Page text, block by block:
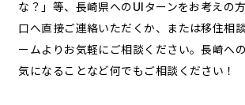
な？」等、長崎県へのUIターンをお考えの
口へ直接ご連絡いただくか、または移住相
ームよりお気軽にご相談ください。長崎へ
気になることなど何でもご相談ください！